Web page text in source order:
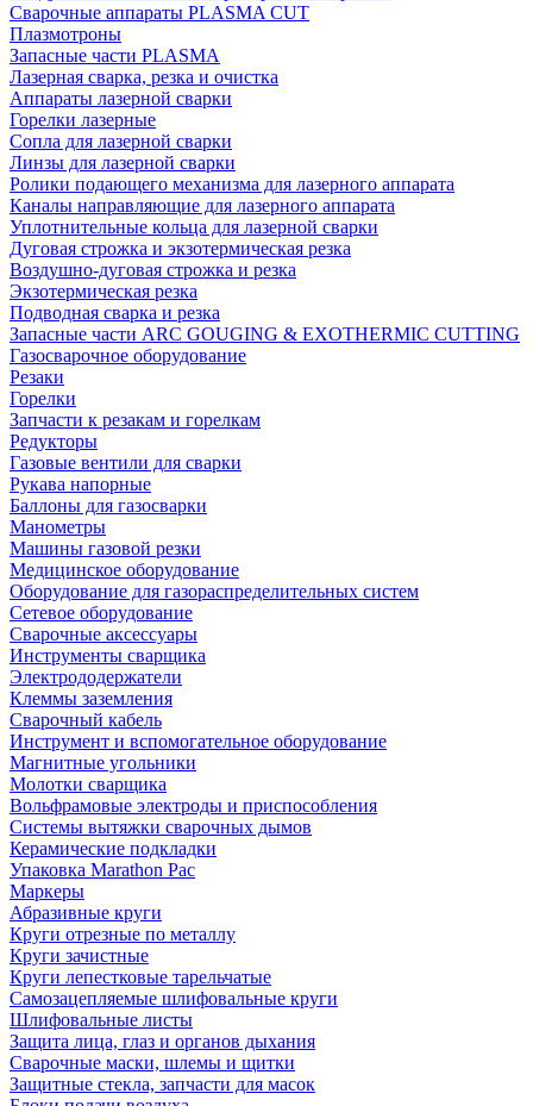
Сварочные аппараты PLASMA CUT
Плазмотроны
Запасные части PLASMA
Лазерная сварка, резка и очистка
Аппараты лазерной сварки
Горелки лазерные
Сопла для лазерной сварки
Линзы для лазерной сварки
Ролики подающего механизма для лазерного аппарата
Каналы направляющие для лазерного аппарата
Уплотнительные кольца для лазерной сварки
Дуговая строжка и экзотермическая резка
Воздушно-дуговая строжка и резка
Экзотермическая резка
Подводная сварка и резка
Запасные части ARC GOUGING & EXOTHERMIC CUTTING
Газосварочное оборудование
Резаки
Горелки
Запчасти к резакам и горелкам
Редукторы
Газовые вентили для сварки
Рукава напорные
Баллоны для газосварки
Манометры
Машины газовой резки
Медицинское оборудование
Оборудование для газораспределительных систем
Сетевое оборудование
Сварочные аксессуары
Инструменты сварщика
Электрододержатели
Клеммы заземления
Сварочный кабель
Инструмент и вспомогательное оборудование
Магнитные угольники
Молотки сварщика
Вольфрамовые электроды и приспособления
Системы вытяжки сварочных дымов
Керамические подкладки
Упаковка Marathon Pac
Маркеры
Абразивные круги
Круги отрезные по металлу
Круги зачистные
Круги лепестковые тарельчатые
Самозацепляемые шлифовальные круги
Шлифовальные листы
Защита лица, глаз и органов дыхания
Сварочные маски, шлемы и щитки
Защитные стекла, запчасти для масок